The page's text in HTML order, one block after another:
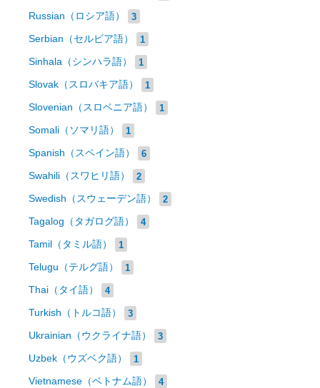
Russian（ロシア語） 3
Serbian（セルビア語） 1
Sinhala（シンハラ語） 1
Slovak（スロバキア語） 1
Slovenian（スロベニア語） 1
Somali（ソマリ語） 1
Spanish（スペイン語） 6
Swahili（スワヒリ語） 2
Swedish（スウェーデン語） 2
Tagalog（タガログ語） 4
Tamil（タミル語） 1
Telugu（テルグ語） 1
Thai（タイ語） 4
Turkish（トルコ語） 3
Ukrainian（ウクライナ語） 3
Uzbek（ウズベク語） 1
Vietnamese（ベトナム語） 4